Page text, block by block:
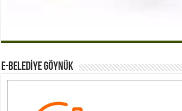
E-BELEDİYE GÖYNÜK